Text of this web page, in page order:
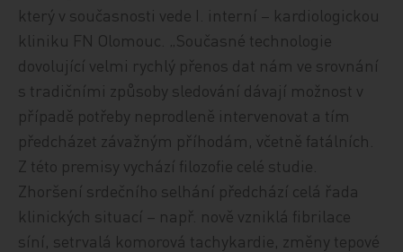
který v současnosti vede I. interní – kardiologickou
kliniku FN Olomouc. „Současné technologie
dovolující velmi rychlý přenos dat nám ve srovnání
s tradičními způsoby sledování dávají možnost v
případě potřeby neprodleně intervenovat a tím
předcházet závažným příhodám, včetně fatálních.
Z této premisy vychází filozofie celé studie.
Zhoršení srdečního selhání předchází celá řada
klinických situací – např. nově vzniklá fibrilace
síní, setrvalá komorová tachykardie, změny tepové